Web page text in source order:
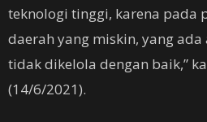
teknologi tinggi, karena pada
daerah yang miskin, yang
tidak dikelola dengan baik,”
(14/6/2021).